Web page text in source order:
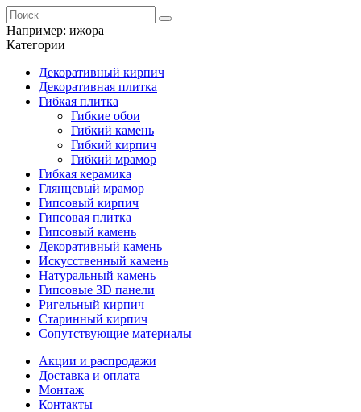
Например: ижора
Категории
Декоративный кирпич
Декоративная плитка
Гибкая плитка
Гибкие обои
Гибкий камень
Гибкий кирпич
Гибкий мрамор
Гибкая керамика
Глянцевый мрамор
Гипсовый кирпич
Гипсовая плитка
Гипсовый камень
Декоративный камень
Искусственный камень
Натуральный камень
Гипсовые 3D панели
Ригельный кирпич
Старинный кирпич
Сопутствующие материалы
Акции и распродажи
Доставка и оплата
Монтаж
Контакты